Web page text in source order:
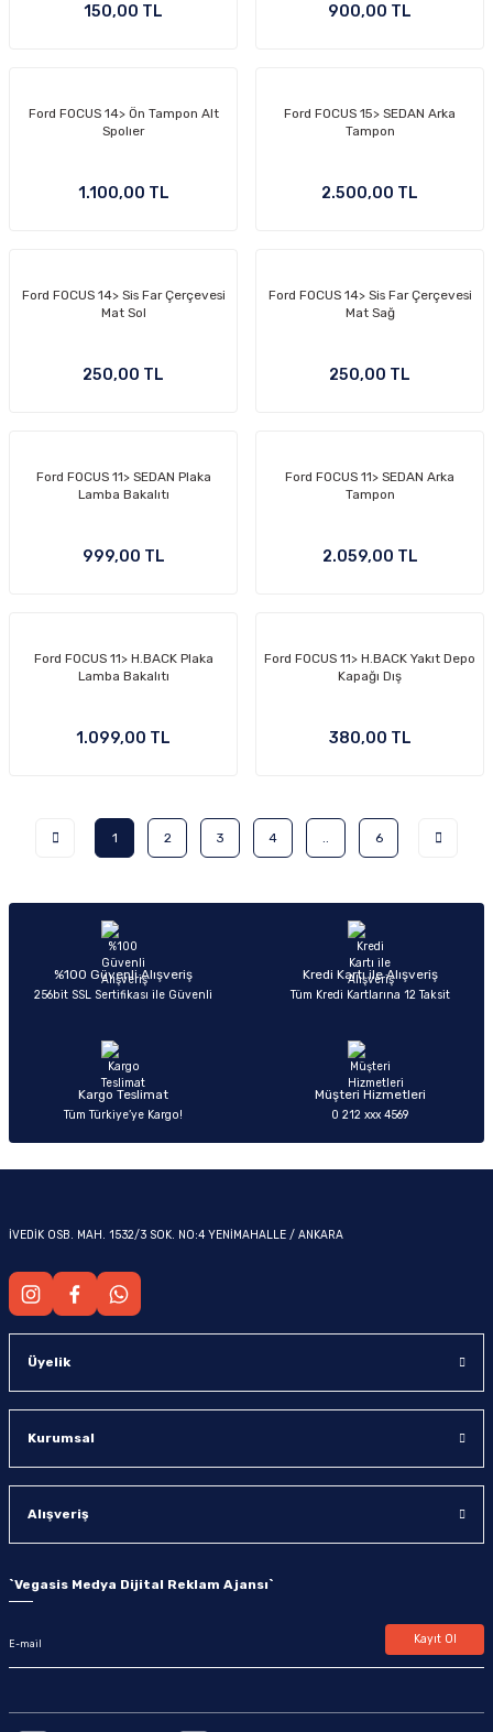
150,00 TL 900,00 TL
Ford FOCUS 14> Ön Tampon Alt
Spolıer
1.100,00 TL
Ford FOCUS 15> SEDAN Arka
Tampon
2.500,00 TL
Ford FOCUS 14> Sis Far Çerçevesi
Mat Sol
250,00 TL
Ford FOCUS 14> Sis Far Çerçevesi
Mat Sağ
250,00 TL
Ford FOCUS 11> SEDAN Plaka
Lamba Bakalıtı
999,00 TL
Ford FOCUS 11> SEDAN Arka
Tampon
2.059,00 TL
Ford FOCUS 11> H.BACK Plaka
Lamba Bakalıtı
1.099,00 TL
Ford FOCUS 11> H.BACK Yakıt Depo
Kapağı Dış
380,00 TL
1 2 3 4 6
%100 Güvenli Alışveriş
256bit SSL Sertifikası ile Güvenli
Kredi Kartı ile Alışveriş
Tüm Kredi Kartlarına 12 Taksit
Kargo Teslimat
Tüm Türkiye’ye Kargo!
Müşteri Hizmetleri
0 212 xxx 4569
İVEDİK OSB. MAH. 1532/3 SOK. NO:4 YENİMAHALLE / ANKARA
Üyelik
Kurumsal
Alışveriş
`Vegasis Medya Dijital Reklam Ajansı`
Kayıt Ol